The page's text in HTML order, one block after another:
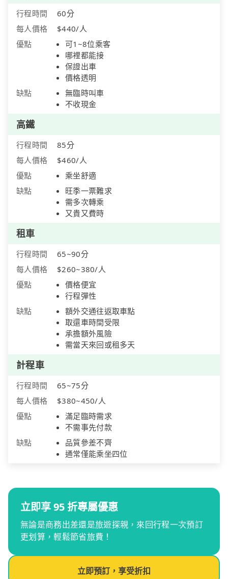
行程時間
60分
每人價格
$440/人
優點
可1~8位乘客
哪裡都能接
保證出車
價格透明
缺點
無臨時叫車
不收現金
高鐵
行程時間
85分
每人價格
$460/人
優點
乘坐舒適
缺點
旺季一票難求
需多次轉乘
又貴又費時
租車
行程時間
65~90分
每人價格
$260~380/人
優點
價格便宜
行程彈性
缺點
額外交通往返取車點
取還車時間受限
承擔額外風險
需當天來回或租多天
計程車
行程時間
65~75分
每人價格
$380~450/人
優點
滿足臨時需求
不需事先付款
缺點
品質參差不齊
通常僅能乘坐四位
立即享 95 折專屬優惠
無論是商務出差還是旅遊探親，來回行程一次預訂
更划算，輕鬆節省旅費！
立即預訂，享受折扣